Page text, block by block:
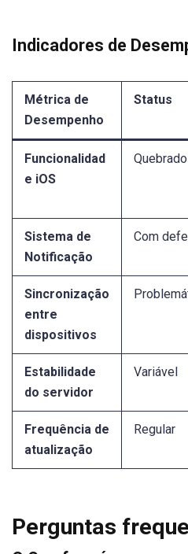
Indicadores de
Métrica de
Desempenho
Status
Funcionalidad
e iOS
Quebrado
Sistema de
Notificação
Com
Sincronização
entre
dispositivos
Estabilidade
do servidor
Variável
Frequência de
atualização
Regular
Perguntas